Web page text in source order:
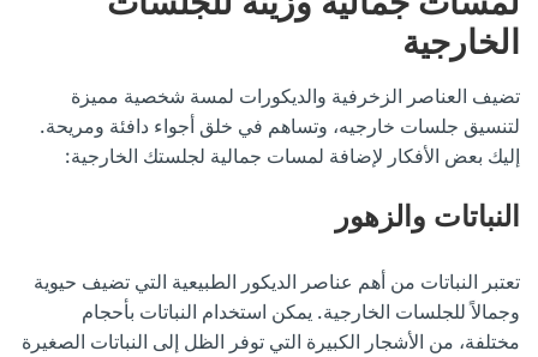
الخارجية
تضيف العناصر الزخرفية والديكورات لمسة شخصية مميزة
لتنسيق جلسات خارجيه، وتساهم في خلق أجواء دافئة ومريحة.
إليك بعض الأفكار لإضافة لمسات جمالية لجلستك الخارجية:
النباتات والزهور
تعتبر النباتات من أهم عناصر الديكور الطبيعية التي تضيف حيوية
وجمالاً للجلسات الخارجية. يمكن استخدام النباتات بأحجام
مختلفة، من الأشجار الكبيرة التي توفر الظل إلى النباتات الصغيرة